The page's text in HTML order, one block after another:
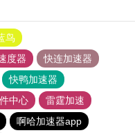
鸟
度器
快连加速器
快鸭加速器
中心
雷霆加速
啊哈加速器app